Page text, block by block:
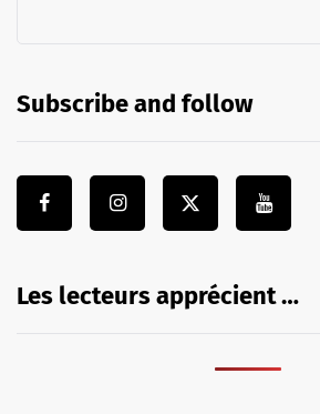
Subscribe and follow
Les lecteurs apprécient …